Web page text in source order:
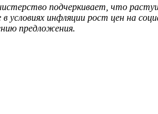
подчеркивает, что
условиях инфляции рост цен на
предложения.